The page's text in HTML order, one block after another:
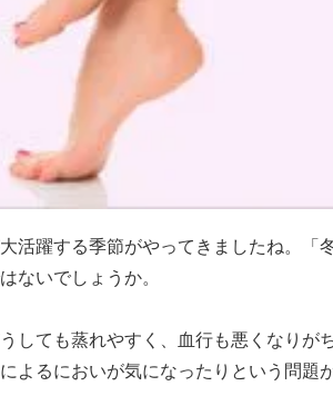
活躍する季節がやってきましたね。「
ないでしょうか。
しても蒸れやすく、血行も悪くなりが
よるにおいが気になったりという問題